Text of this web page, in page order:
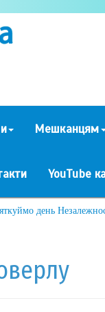
Мешканцям
YouTube
день